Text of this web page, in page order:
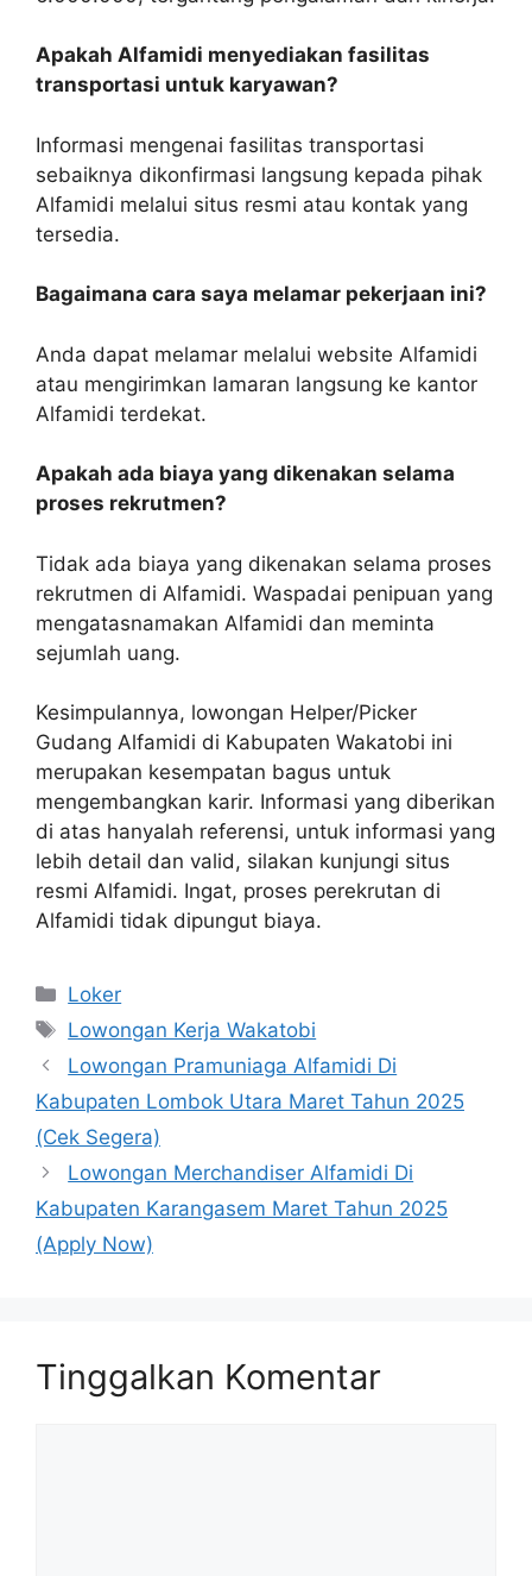
Apakah Alfamidi menyediakan fasilitas
transportasi untuk karyawan?
Informasi mengenai fasilitas transportasi
sebaiknya dikonfirmasi langsung kepada pihak
Alfamidi melalui situs resmi atau kontak yang
tersedia.
Bagaimana cara saya melamar pekerjaan ini?
Anda dapat melamar melalui website Alfamidi
atau mengirimkan lamaran langsung ke kantor
Alfamidi terdekat.
Apakah ada biaya yang dikenakan selama
proses rekrutmen?
Tidak ada biaya yang dikenakan selama proses
rekrutmen di Alfamidi. Waspadai penipuan yang
mengatasnamakan Alfamidi dan meminta
sejumlah uang.
Kesimpulannya, lowongan Helper/Picker
Gudang Alfamidi di Kabupaten Wakatobi ini
merupakan kesempatan bagus untuk
mengembangkan karir. Informasi yang diberikan
di atas hanyalah referensi, untuk informasi yang
lebih detail dan valid, silakan kunjungi situs
resmi Alfamidi. Ingat, proses perekrutan di
Alfamidi tidak dipungut biaya.
Kategori
Loker
Tag
Lowongan Kerja Wakatobi
Lowongan Pramuniaga Alfamidi Di
Kabupaten Lombok Utara Maret Tahun 2025
(Cek Segera)
Lowongan Merchandiser Alfamidi Di
Kabupaten Karangasem Maret Tahun 2025
(Apply Now)
Tinggalkan Komentar